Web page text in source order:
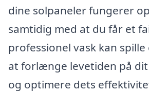
dine solpaneler fungerer
samtidig med at du får et
professionel vask kan
at forlænge levetiden på
og optimere dets